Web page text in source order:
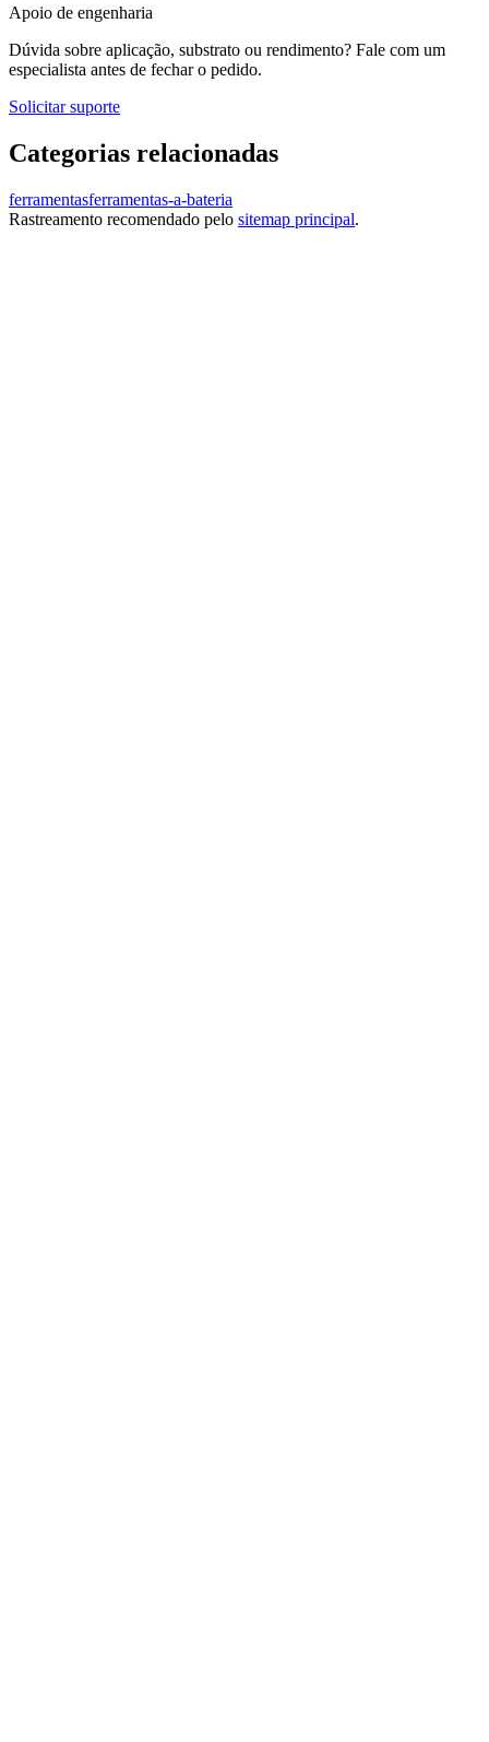
Apoio de engenharia
Dúvida sobre aplicação, substrato ou rendimento? Fale com um
especialista antes de fechar o pedido.
Solicitar suporte
Categorias relacionadas
ferramentasferramentas-a-bateria
Rastreamento recomendado pelo sitemap principal.